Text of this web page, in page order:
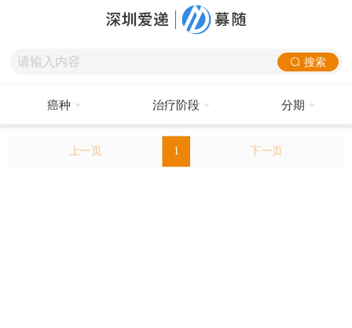
搜索
癌种 治疗阶段 分期
上一页 1 下一页